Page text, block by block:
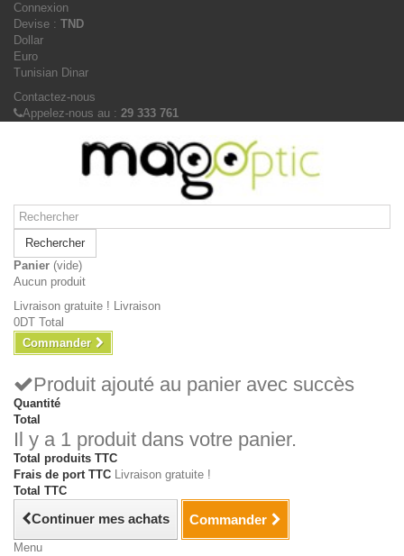
Connexion
Devise : TND
Dollar
Euro
Tunisian Dinar
Contactez-nous
Appelez-nous au : 29 333 761
Rechercher
Panier (vide)
Aucun produit
Livraison gratuite ! Livraison
0DT Total
Commander
Produit ajouté au panier avec succès
Quantité
Total
Il y a 1 produit dans votre panier.
Total produits TTC
Frais de port TTC Livraison gratuite !
Total TTC
Continuer mes achats Commander
Menu